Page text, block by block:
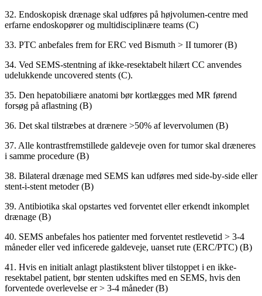
32. Endoskopisk drænage skal udføres på højvolumen-centre med
erfarne endoskopører og multidisciplinære teams (C)
33. PTC anbefales frem for ERC ved Bismuth > II tumorer (B)
34. Ved SEMS-stentning af ikke-resektabelt hilært CC anvendes
udelukkende uncovered stents (C).
35. Den hepatobiliære anatomi bør kortlægges med MR førend
forsøg på aflastning (B)
36. Det skal tilstræbes at drænere >50% af levervolumen (B)
37. Alle kontrastfremstillede galdeveje oven for tumor skal dræneres
i samme procedure (B)
38. Bilateral drænage med SEMS kan udføres med side-by-side eller
stent-i-stent metoder (B)
39. Antibiotika skal opstartes ved forventet eller erkendt inkomplet
drænage (B)
40. SEMS anbefales hos patienter med forventet restlevetid > 3-4
måneder eller ved inficerede galdeveje, uanset rute (ERC/PTC) (B)
41. Hvis en initialt anlagt plastikstent bliver tilstoppet i en ikke-
resektabel patient, bør stenten udskiftes med en SEMS, hvis den
forventede overlevelse er > 3-4 måneder (B)